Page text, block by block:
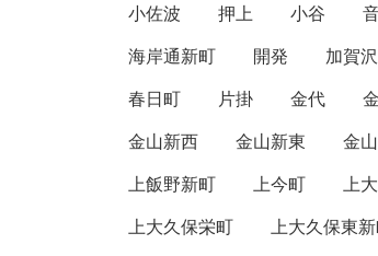
小佐波
押上 小谷
海岸通新町
開発 加賀沢
春日町
片掛 金代
金山新西
金山新東 金
上飯野新町
上今町 上
上大久保栄町
上大久保東